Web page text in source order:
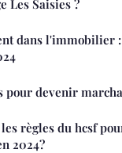
Les Saisies ?
dans l'immobilier
pour devenir
règles du hcsf
2024?